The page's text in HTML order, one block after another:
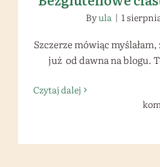
Byula | 1
Szczerze mówiąc
już od dawna na blogu.
Czytaj dalej